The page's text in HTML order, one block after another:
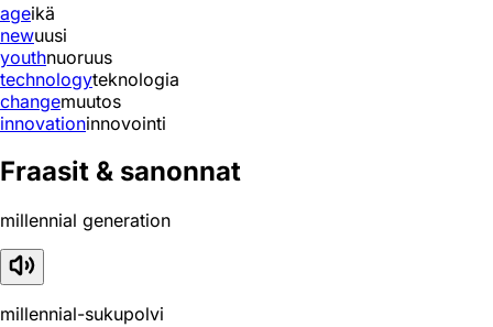
ageikä
newuusi
youthnuoruus
technologyteknologia
changemuutos
innovationinnovointi
Fraasit & sanonnat
millennial generation
millennial-sukupolvi